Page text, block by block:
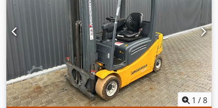
1.394 mm Masttyp: Triplex Dsdozpyibjpfx Ai Nsck Bauhöhe:
2.134 mm Vorderreifentyp: Superelastikreifen, schwarz
Hinterreifentyp: Superelastikreifen, schwarz
Reifenzustand: 70 % MASCHINEN-DETAILS Antriebsart:
Diesel Betriebsstunden: 5.061,0 h Motorleistung: 45 kW
Eigengewicht: 4.648 kg AUSSTATTUNG - Beleuchtung -
Seitenschieber - Einpedalsteuerung - 3 LED-
Arbeitsscheinwerfer
1 /8